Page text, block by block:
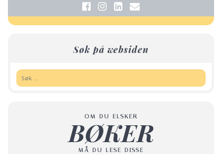
Søk på websiden
OM DU ELSKER
BØKER
MÅ DU LESE DISSE